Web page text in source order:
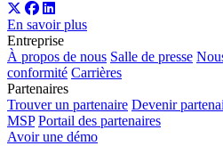
En savoir plus
Entreprise
À propos de nous Salle de presse
conformité Carrières
Partenaires
Trouver un partenaire Devenir
MSP Portail des partenaires
Avoir une démo